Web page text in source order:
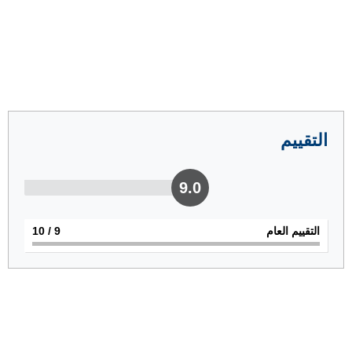
التقييم
9.0
التقييم العام 9
/ 10